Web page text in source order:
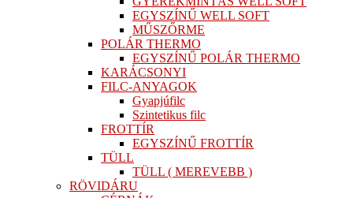
EGYSZÍNŰ WELL SOFT
MŰSZŐRME
POLÁR THERMO
EGYSZÍNŰ POLÁR THERMO
KARÁCSONYI
FILC-ANYAGOK
Gyapjúfilc
Szintetikus filc
FROTTÍR
EGYSZÍNŰ FROTTÍR
TÜLL
TÜLL ( MEREVEBB )
RÖVIDÁRU